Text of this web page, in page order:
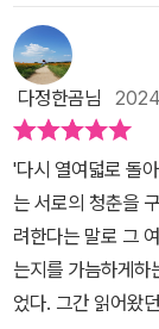
는 자신의 친구를
사고의 원흉은 이
은 운 나쁘게 운명
아이들의 잘못이
를 바꾸어 볼 기회
꿈속에서 수빈이
거지?' 과거를 바
되면서 나은과 함
인지, 어떤 선택이
업의 무게에 눌려
에서와 같은 직접
길 수 있었다. 우리
가 각자의 역할을
를 둘러싼 모든 이
열심히 살게 될 것
될 것이다. 요즘 안
가 타인에게 감사
않을 것 같다.아무
는 여름의 안전사
난 여운은 평생을
원물인가 했다. 입
타난 누군가가 나
아니면, 진짜로 스
다. 사진 한 장으로
진 어떤 비밀이 드
하고 감추고 싶었
일이 생기면 두 가
모조리 없애 버린
여름에 내가 닿을
다정한곰님
'다시 열여덟로 돌
는 서로의 청춘을
려한다는 말로 그
는지를 가늠하게하
었다. 그간 읽어왔